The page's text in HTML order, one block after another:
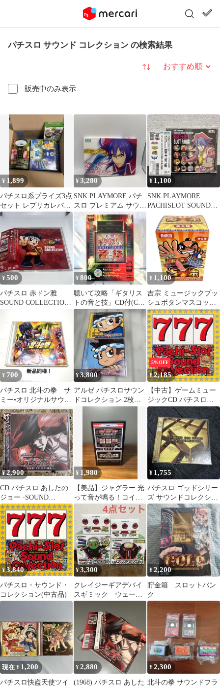
パチスロ サウンド コレクション の検索結果
販売中のみ表示
並び替え
¥ 1,899
パチスロ系プライズ3点
セット レプリカレバー
サミープッシュサウン
¥3,280
SNK PLAYMORE パチ
スロ プレミアム サウン
ド コレクション
¥ 1,100
SNK PLAYMORE
PACHISLOT SOUND
COLLECTION…
¥500
パチスロ 赤ドン雅
SOUND COLLECTION
¥800
聴いて攻略「ギタリス
トの音と技」CD付(CD
未開封！)ギター教則本
¥ 1,100
吉宗 ミュージックプッ
シュボタンマスコット
DAITO パチスロ サウ
ンド玩具
¥ 700
パチスロ 北斗の拳 サ
ミー•オリジナルサウン
ドシリーズ Vol.6 新品
同様！
¥3,800
アルゼ パチスロサウン
ドコレクション 2枚セ
ット ハナビ 緑ドン
5%OFF
¥2,185
【中古】ゲームミュー
ジックCD パチスロ・
サウンド・コレクショ
ン
¥2,900
CD パチスロ あしたの
ジョー -SOUND
COLLECTION-
¥ 1,980
【美品】ジャグラー 光
って音が鳴る！コイン
バンク ミスタージャグ
ラー 貯金箱
¥ 1,755
パチスロ ゴッドシリー
ズ サウンドコレクショ
ン CD 光と闇 ミリオン
ゴッド
¥3,840
パチスロ・サウンド・
コレクション(中古品)
¥3,300
クレイジーギアデバイ
スギミック ウェーブ
ギアデバイスギミッ
ク PUSHボタン
¥2,200
貯金箱 スロットバン
ク
現在 ¥ 1,200
パチスロ快盗天使ツイ
¥2,880
(1968) パチスロ あした
¥2,300
北斗の拳 サウンドフラ